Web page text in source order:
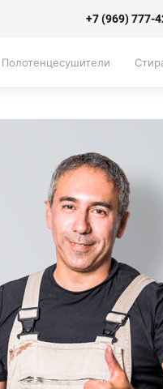
+7 (969) 777-
Полотенцесушители